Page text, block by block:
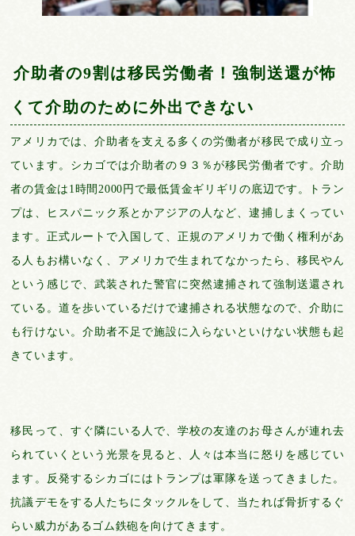
介助者の9割は移民労働者！強制送還が怖
くて介助のために外出できない
アメリカでは、介助者を支える多くの労働者が移民で成り立っ
ています。シカゴでは介助者の９３％が移民労働者です。介助
者の賃金は1時間2000円で最低賃金ギリギリの底辺です。トラン
プは、ヒスパニック系とかアジアの人など、逮捕しまくってい
ます。正式ルートで入国して、正規のアメリカで働く権利があ
る人もお構いなく、アメリカで生まれてなかったら、移民やん
という感じで、武装された警官に突然逮捕されて強制送還され
ている。道を歩いているだけで逮捕される状態なので、介助に
も行けない。介助者不足で施設に入らないといけない状態も起
きています。
移民って、すぐ隣にいる人で、学校の友達のお母さんが連れ去
られていくという光景を見ると、人々は本当に怒りを感じてい
ます。反発するシカゴにはトランプは軍隊を送ってきました。
抗議デモをする人たちにタックルをして、当たれば骨折するぐ
らい威力があるゴム鉄砲を向けてきます。